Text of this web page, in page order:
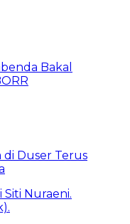
Bakal
di Duser Terus